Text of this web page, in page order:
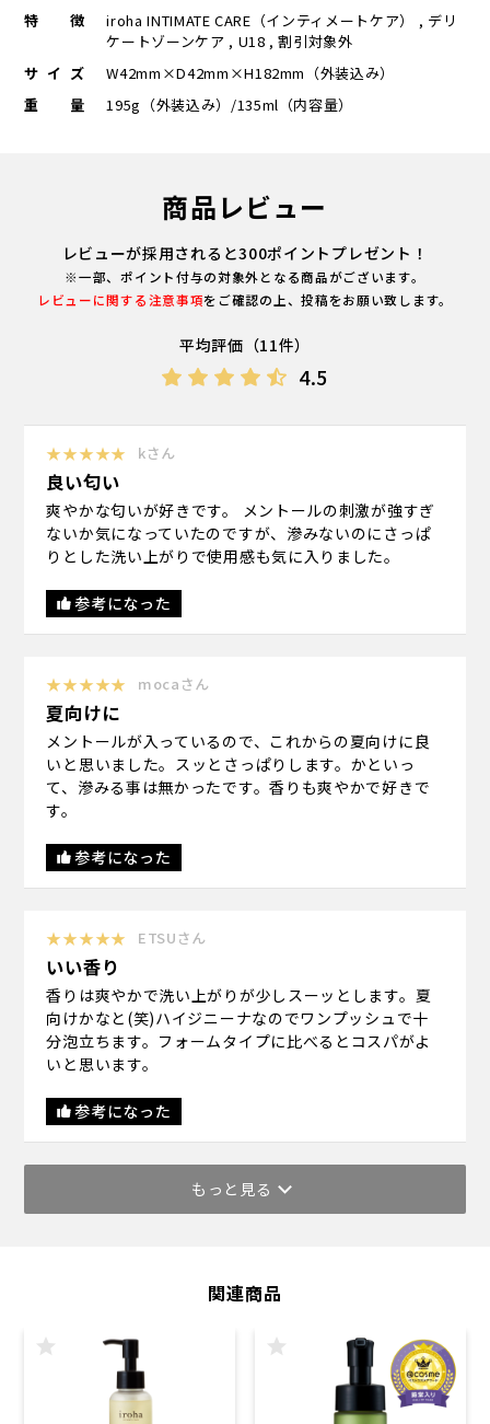
特徴
iroha INTIMATE CARE（インティメートケア） , デリ
ケートゾーンケア , U18 , 割引対象外
サイズ
W42mm×D42mm×H182mm（外装込み）
重量
195g（外装込み）/135ml（内容量）
商品レビュー
レビューが採用されると300ポイントプレゼント！
※一部、ポイント付与の対象外となる商品がございます。
レビューに関する注意事項をご確認の上、投稿をお願い致します。
平均評価（11件）
4.5
★★★★★ kさん
良い匂い
爽やかな匂いが好きです。 メントールの刺激が強すぎ
ないか気になっていたのですが、滲みないのにさっぱ
りとした洗い上がりで使用感も気に入りました。
参考になった
★★★★★ mocaさん
夏向けに
メントールが入っているので、これからの夏向けに良
いと思いました。スッとさっぱりします。かといっ
て、滲みる事は無かったです。香りも爽やかで好きで
す。
参考になった
★★★★★ ETSUさん
いい香り
香りは爽やかで洗い上がりが少しスーッとします。夏
向けかなと(笑)ハイジニーナなのでワンプッシュで十
分泡立ちます。フォームタイプに比べるとコスパがよ
いと思います。
参考になった
もっと見る
関連商品